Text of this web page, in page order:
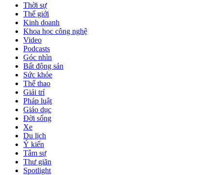
Thời sự
Thế giới
Kinh doanh
Khoa học công nghệ
Video
Podcasts
Góc nhìn
Bất động sản
Sức khỏe
Thể thao
Giải trí
Pháp luật
Giáo dục
Đời sống
Xe
Du lịch
Ý kiến
Tâm sự
Thư giãn
Spotlight